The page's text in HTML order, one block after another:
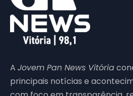
A Jovem Pan News Vitória
principais notícias e